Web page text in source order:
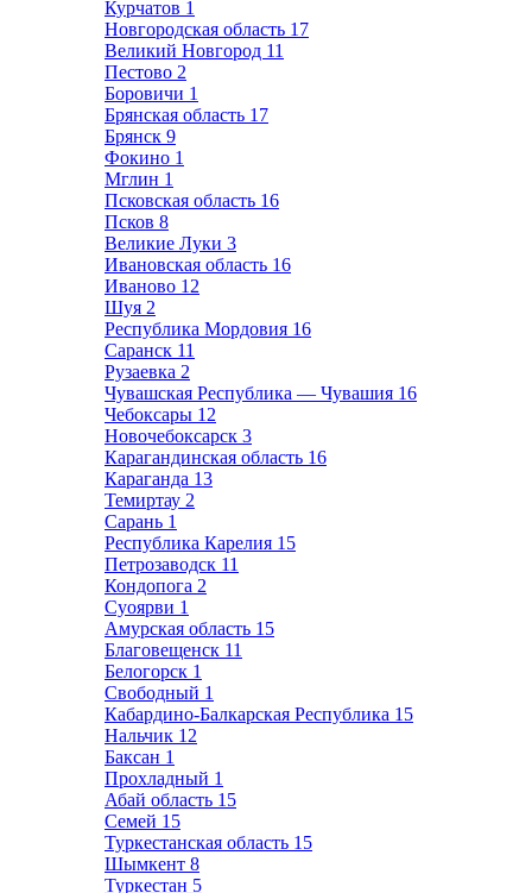
Курчатов 1
Новгородская область 17
Великий Новгород 11
Пестово 2
Боровичи 1
Брянская область 17
Брянск 9
Фокино 1
Мглин 1
Псковская область 16
Псков 8
Великие Луки 3
Ивановская область 16
Иваново 12
Шуя 2
Республика Мордовия 16
Саранск 11
Рузаевка 2
Чувашская Республика — Чувашия 16
Чебоксары 12
Новочебоксарск 3
Карагандинская область 16
Караганда 13
Темиртау 2
Сарань 1
Республика Карелия 15
Петрозаводск 11
Кондопога 2
Суоярви 1
Амурская область 15
Благовещенск 11
Белогорск 1
Свободный 1
Кабардино-Балкарская Республика 15
Нальчик 12
Баксан 1
Прохладный 1
Абай область 15
Семей 15
Туркестанская область 15
Шымкент 8
Туркестан 5